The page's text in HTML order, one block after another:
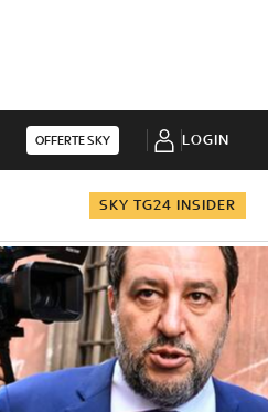
OFFERTE SKY LOGIN
SKY TG24 INSIDER